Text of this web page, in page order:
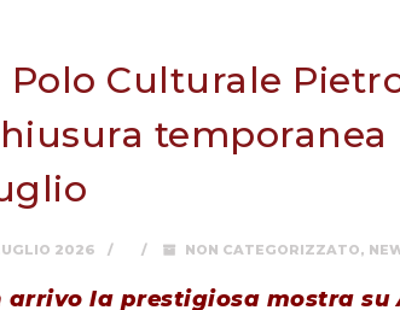
Polo Culturale
temporanea
2026 NON CATEGORIZZATO,
arrivo la prestigiosa mostra su